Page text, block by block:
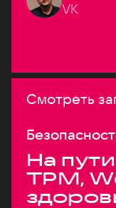
VK
Смотреть
На
TPM,